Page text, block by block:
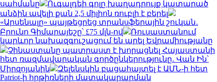
սահմանը
Ուգալդեի գոլը խաղադրույք կատարած
անձին ավելի քան 2,5 միլիոն ռուբլի է բերել
«Արսենալը» պայթեցրեց տրանսֆերային շուկան․
Բրունո Գիմարայեշը՝ £75 մլն-ով
Ռուսաստանում
կարևոր նախազգուշացում են արել Եվրամիությանը
Չինաստանը պատրաստ է խորացնել Հայաստանի
հետ ռազմավարական գործընկերությունը․ Վան Ին՝
Միրզոյանին
Զելենսկին բացահայտել է ԱՄՆ-ի հետ
Patriot-ի հրթիռների մատակարարման